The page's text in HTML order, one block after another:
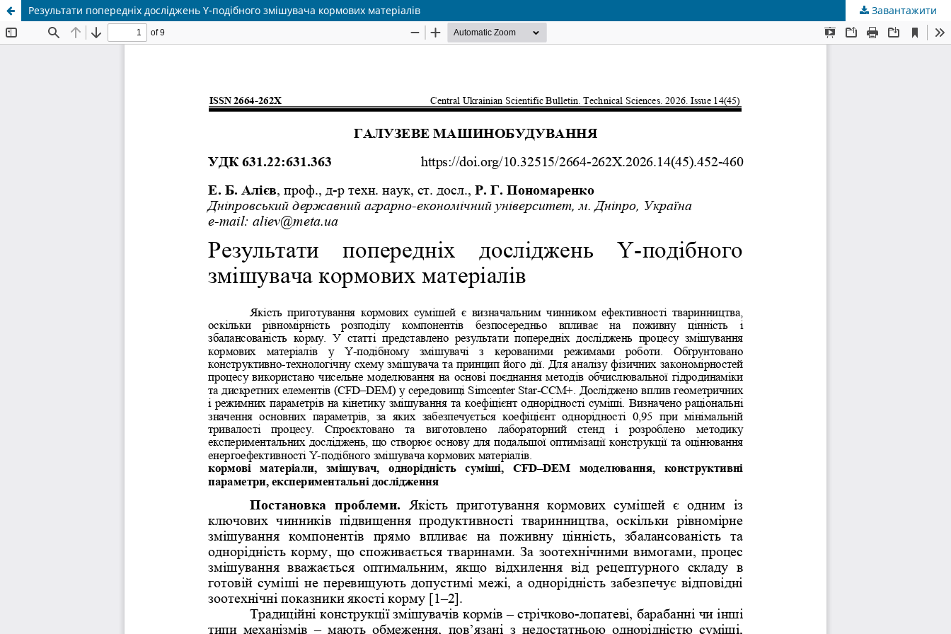
Результати попередніх досліджень Y-подібного змішувача кормових матеріалів Завантажити